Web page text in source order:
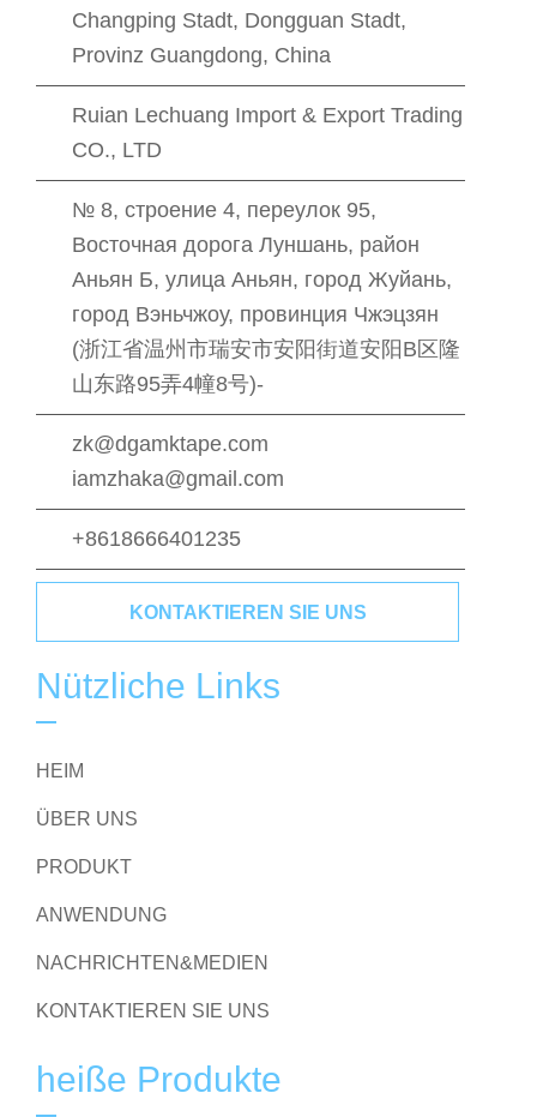
Changping Stadt, Dongguan Stadt,
Provinz Guangdong, China
Ruian Lechuang Import & Export Trading
CO., LTD
№ 8, строение 4, переулок 95,
Восточная дорога Луншань, район
Аньян Б, улица Аньян, город Жуйань,
город Вэньчжоу, провинция Чжэцзян
(浙江省温州市瑞安市安阳街道安阳B区隆
山东路95弄4幢8号)-
zk@dgamktape.com
iamzhaka@gmail.com
+8618666401235
KONTAKTIEREN SIE UNS
Nützliche Links
HEIM
ÜBER UNS
PRODUKT
ANWENDUNG
NACHRICHTEN&MEDIEN
KONTAKTIEREN SIE UNS
heiße Produkte